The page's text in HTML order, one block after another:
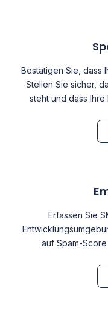
Bestätigen Sie, dass
Stellen Sie sicher,
steht und dass Ihre
Erfassen Sie
auf Spam-